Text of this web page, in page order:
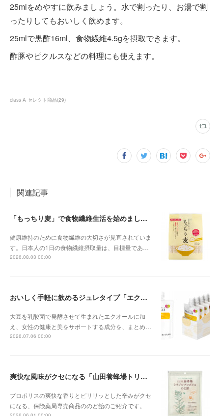
25mlをめやすに飲みましょう。水で割ったり、お湯で割
ったりしてもおいしく飲めます。
25mlで黒酢16ml、食物繊維4.5gを摂取できます。
酢豚やピクルスなどの料理にも使えます。
class A セレクト商品(29)
関連記事
「もっちり麦」で食物繊維生活を始めましょう
健康維持のために食物繊維の大切さが見直されていま
す。日本人の1日の食物繊維摂取量は、目標量であ…
2026.08.03 00:00
おいしく手軽に飲めるジュレタイプ「エクエル ジュレ」
大豆を乳酸菌で発酵させて生まれたエクオールに加
え、女性の健康と美をサポートする成分を、まとめ…
2026.07.06 00:00
爽快な風味がクセになる「山田養蜂場トリプルプロポリスのど飴」
プロポリスの爽快な香りとピリリッとした辛みがクセ
になる、保険薬局専売商品ののど飴のご紹介です。